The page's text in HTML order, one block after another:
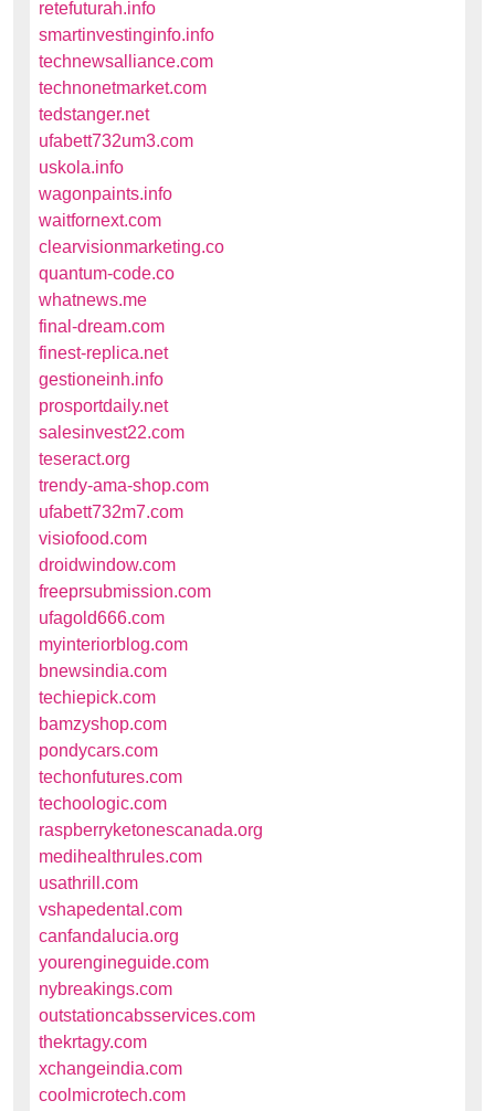
retefuturah.info
smartinvestinginfo.info
technewsalliance.com
technonetmarket.com
tedstanger.net
ufabett732um3.com
uskola.info
wagonpaints.info
waitfornext.com
clearvisionmarketing.co
quantum-code.co
whatnews.me
final-dream.com
finest-replica.net
gestioneinh.info
prosportdaily.net
salesinvest22.com
teseract.org
trendy-ama-shop.com
ufabett732m7.com
visiofood.com
droidwindow.com
freeprsubmission.com
ufagold666.com
myinteriorblog.com
bnewsindia.com
techiepick.com
bamzyshop.com
pondycars.com
techonfutures.com
techoologic.com
raspberryketonescanada.org
medihealthrules.com
usathrill.com
vshapedental.com
canfandalucia.org
yourengineguide.com
nybreakings.com
outstationcabsservices.com
thekrtagy.com
xchangeindia.com
coolmicrotech.com